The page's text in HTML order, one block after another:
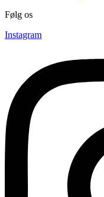
Følg os
Instagram